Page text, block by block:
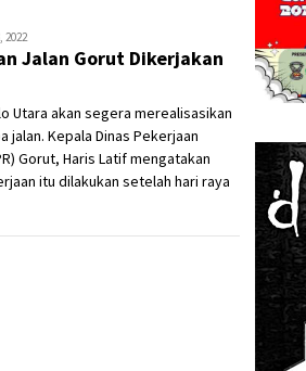
2022
Jalan Gorut Dikerjakan
Utara akan segera merealisasikan
Kepala Dinas Pekerjaan
Gorut, Haris Latif mengatakan
itu dilakukan setelah hari raya